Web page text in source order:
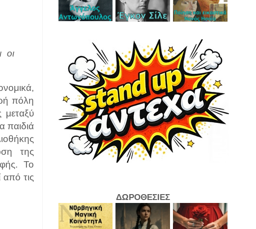
οι
πόλη
μεταξύ
παιδιά
της
Το
από τις
ΔΩΡΟΘΕΣΙΕΣ